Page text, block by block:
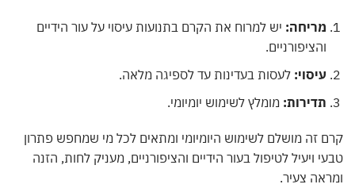
מריחה: יש למרוח את הקרם בתנועות עיסוי על עור הידיים
והציפורניים.
עיסוי: לעסות בעדינות עד לספיגה מלאה.
תדירות: מומלץ לשימוש יומיומי.
קרם זה מושלם לשימוש היומיומי ומתאים לכל מי שמחפש פתרון
טבעי ויעיל לטיפול בעור הידיים והציפורניים, מעניק לחות, הזנה
ומראה צעיר.